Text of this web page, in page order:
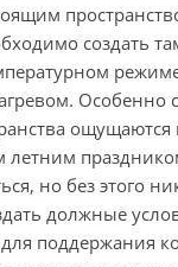
создать
Особенно
ощущаются
но без этого
должные
поддержания